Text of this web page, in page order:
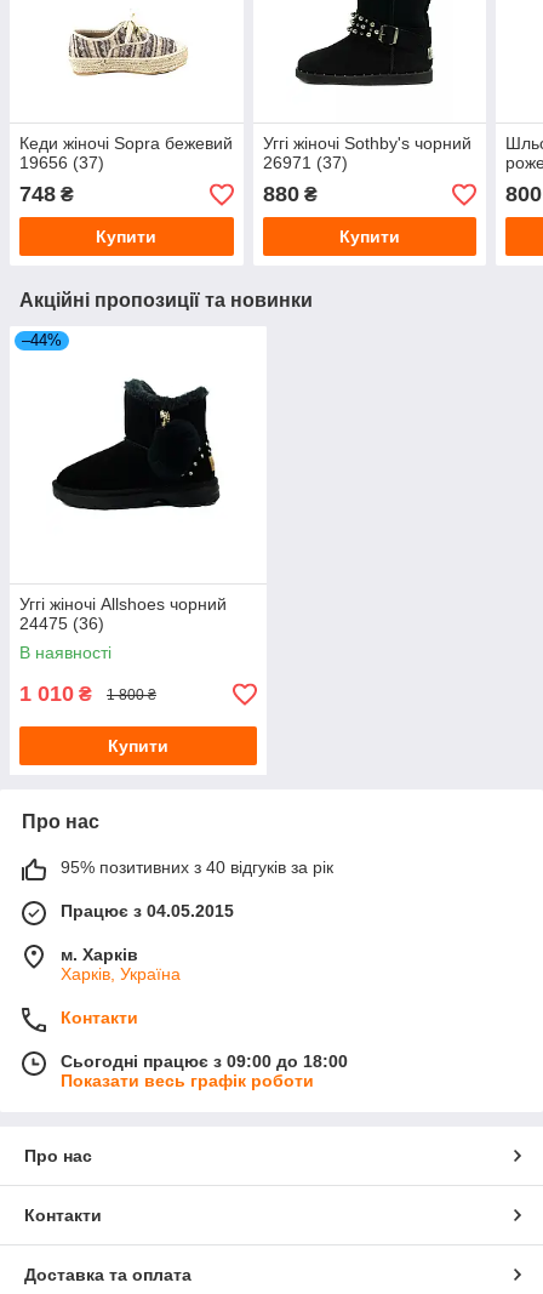
Кеди жіночі Sopra бежевий
19656 (37)
748 ₴
Купити
Уггі жіночі Sothby's чорний
26971 (37)
880₴
Купити
800
Акційні пропозиції та новинки
–44%
Уггі жіночі Allshoes чорний
24475 (36)
В наявності
1 010 ₴ 1 800 ₴
Купити
Про нас
95% позитивних з 40 відгуків за рік
Працює з 04.05.2015
м. Харків
Харків, Україна
Контакти
Сьогодні працює з 09:00 до 18:00
Показати весь графік роботи
Про нас
Контакти
Доставка та оплата